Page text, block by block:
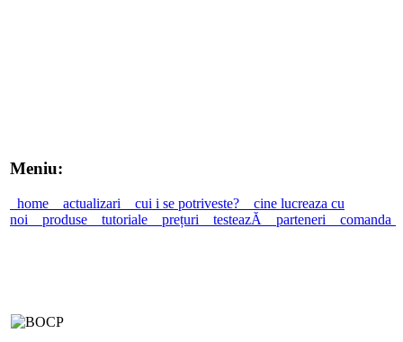
Meniu:
home actualizari cui i se potriveste?
cine lucreaza cu
noi
produse tutoriale prețuri testeazĂ parteneri comanda